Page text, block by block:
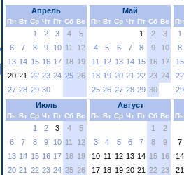
Апрель
Пн Вт Ср Чт Пт Сб Вс
1 2 3 4
5
6
7 8 9 10 11
12
13 14 15 16 17 18 19
20 21 22 23 24 25 26
27 28 29 30
Май
Пн Вт Ср Чт Пт Сб Вс
1 2
3
4
5 6 7 8 9
10
11
12 13 14 15 16 17
18 19 20 21 22 23 24
25 26 27 28 29 30
Пн
1
8
15
22
29
Июль
Пн Вт Ср Чт Пт Сб Вс
1 2 3 4
5
6
7 8 9 10 11
12
13 14 15 16 17 18 19
20 21 22 23 24 25 26
Август
Пн Вт Ср Чт Пт Сб Вс
1
2
3
4 5 6 7 8
9
10 11 12 13 14 15 16
17 18 19 20 21 22 23
Пн
7
14
21